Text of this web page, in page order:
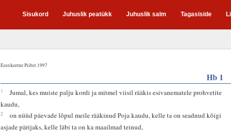
Sisukord Juhuslik peatükk Juhuslik salm Tagasiside
Eestikeelne Piibel 1997
Hb 1
1
Jumal, kes muiste palju kordi ja mitmel viisil rääkis esivanematele prohvetite
kaudu,
2
on nüüd päevade lõpul meile rääkinud Poja kaudu, kelle ta on seadnud kõigi
asjade pärijaks, kelle läbi ta on ka maailmad teinud,